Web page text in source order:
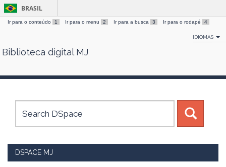
Skip
BRASIL
Ir para o conteúdo 1 Ir para o menu 2 Ir para a busca 3 Ir para o rodapé 4
IDIOMAS
Biblioteca digital MJ
DSPACE MJ